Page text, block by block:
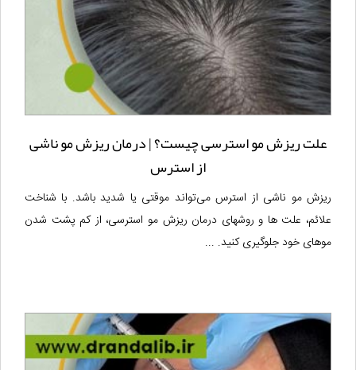
علت ریزش مو استرسی چیست؟ | درمان ریزش مو ناشی
از استرس
ریزش مو ناشی از استرس می‌تواند موقتی یا شدید باشد. با شناخت
علائم، علت ها و روشهای درمان ریزش مو استرسی، از کم پشت شدن
موهای خود جلوگیری کنید. ...